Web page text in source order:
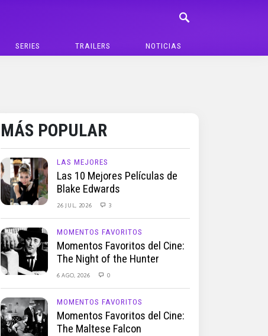
SERIES TRAILERS NOTICIAS
MÁS POPULAR
LAS MEJORES
Las 10 Mejores Películas de
Blake Edwards
26 JUL, 2026 3
MOMENTOS FAVORITOS
Momentos Favoritos del Cine:
The Night of the Hunter
6 AGO, 2026 0
MOMENTOS FAVORITOS
Momentos Favoritos del Cine:
The Maltese Falcon